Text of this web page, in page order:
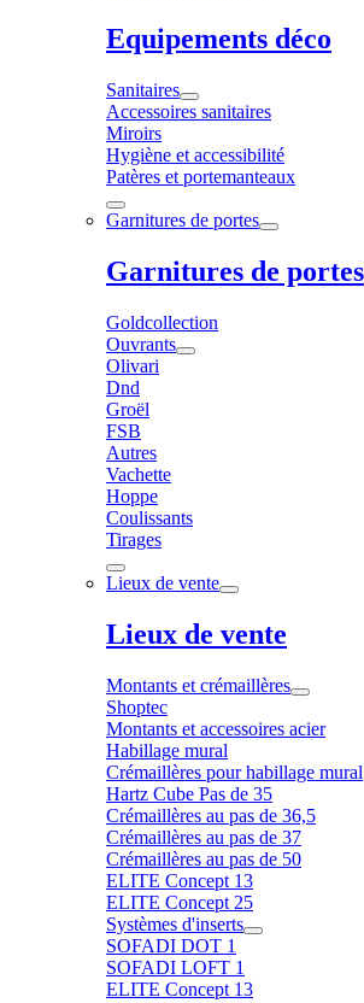
Equipements déco
Sanitaires
Accessoires sanitaires
Miroirs
Hygiène et accessibilité
Patères et portemanteaux
Garnitures de portes
Garnitures de portes
Goldcollection
Ouvrants
Olivari
Dnd
Groël
FSB
Autres
Vachette
Hoppe
Coulissants
Tirages
Lieux de vente
Lieux de vente
Montants et crémaillères
Shoptec
Montants et accessoires acier
Habillage mural
Crémaillères pour habillage mural
Hartz Cube Pas de 35
Crémaillères au pas de 36,5
Crémaillères au pas de 37
Crémaillères au pas de 50
ELITE Concept 13
ELITE Concept 25
Systèmes d'inserts
SOFADI DOT 1
SOFADI LOFT 1
ELITE Concept 13